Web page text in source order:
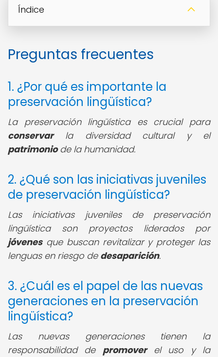
Índice
Preguntas frecuentes
1. ¿Por qué es importante la
preservación lingüística?
La preservación lingüística es crucial para
conservarla diversidad cultural y el
patrimoniode la humanidad.
2. ¿Qué son las iniciativas juveniles
de preservación lingüística?
Las iniciativas juveniles de preservación
lingüística son proyectos liderados por
jóvenesque buscan revitalizar y proteger las
lenguas en riesgo de desaparición.
3. ¿Cuál es el papel de las nuevas
generaciones en la preservación
lingüística?
Las nuevas generaciones tienen la
responsabilidad de promoverel uso y la